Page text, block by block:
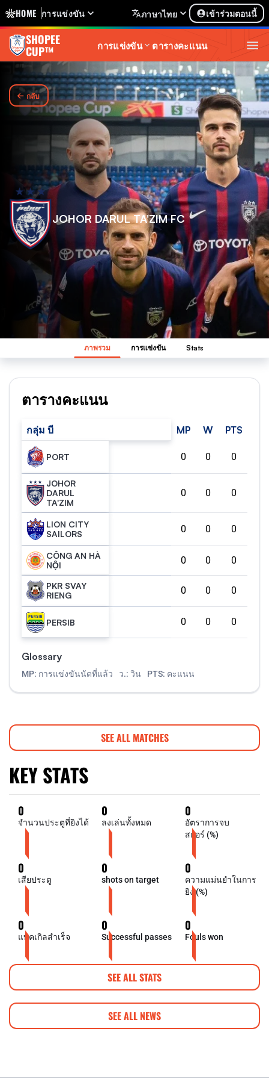
HOME การแข่งขัน ภาษาไทย เข้าร่วมตอนนี้
SHOPEE
CUP™ การแข่งขัน ตารางคะแนน
กลับ
JOHOR DARUL TA'ZIM FC
ภาพรวม การแข่งขัน Stats
SEE ALL MATCHES
KEY STATS
0
จำนวนประตูที่ยิงได้
0
ลงเล่นทั้งหมด
0
อัตราการจบ
สกอร์ (%)
0
เสียประตู
0
shots on target
0
ความแม่นยำในการ
ยิง (%)
0
แทคเกิลสำเร็จ
0
Successful passes
0
Fouls won
SEE ALL STATS
SEE ALL NEWS
ตารางคะแนน
กลุ่ม บี MP W PTS
PORT 0 0 0
JOHOR
DARUL
TA'ZIM
0 0 0
LION CITY
SAILORS
0 0 0
CÔNG AN HÀ
NỘI
0 0 0
PKR SVAY
RIENG
0 0 0
PERSIB 0 0 0
Glossary
MP: การแข่งขันนัดที่แล้ว ว.: วิน PTS: คะแนน